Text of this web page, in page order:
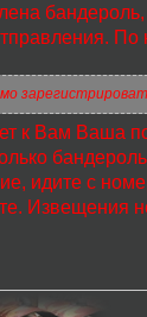
По
к Вам Ваша
бандероль
идите с
Извещения